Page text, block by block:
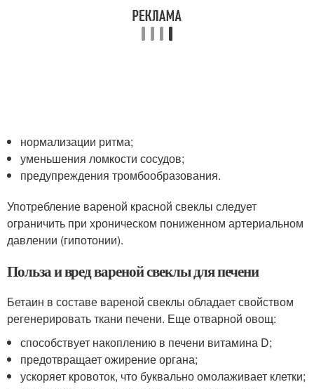
нормализации ритма;
уменьшения ломкости сосудов;
предупреждения тромбообразования.
Употребление вареной красной свеклы следует
ограничить при хроническом пониженном артериальном
давлении (гипотонии).
Польза и вред вареной свеклы для печени
Бетаин в составе вареной свеклы обладает свойством
регенерировать ткани печени. Еще отварной овощ:
способствует накоплению в печени витамина D;
предотвращает ожирение органа;
ускоряет кровоток, что буквально омолаживает клетки;